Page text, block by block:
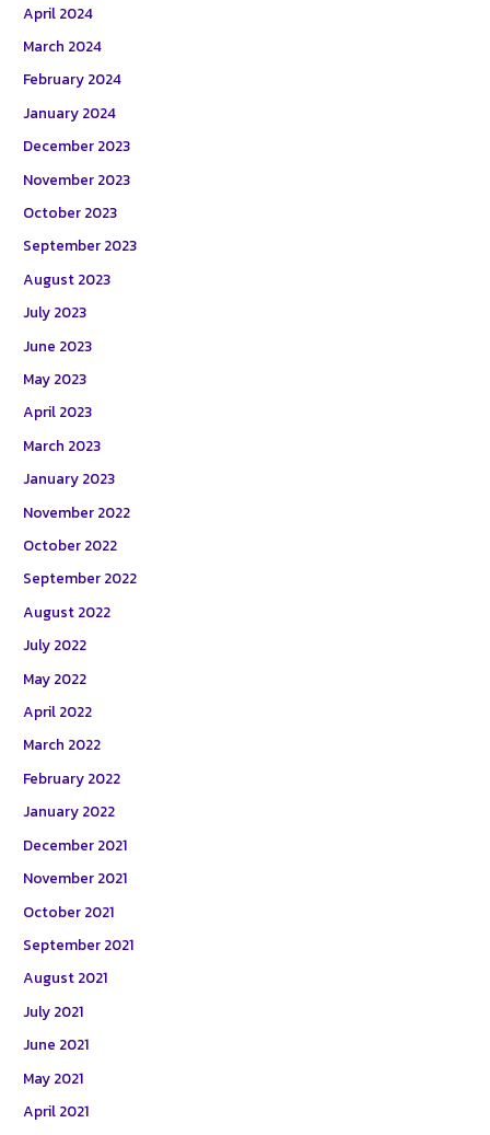
April 2024
March 2024
February 2024
January 2024
December 2023
November 2023
October 2023
September 2023
August 2023
July 2023
June 2023
May 2023
April 2023
March 2023
January 2023
November 2022
October 2022
September 2022
August 2022
July 2022
May 2022
April 2022
March 2022
February 2022
January 2022
December 2021
November 2021
October 2021
September 2021
August 2021
July 2021
June 2021
May 2021
April 2021